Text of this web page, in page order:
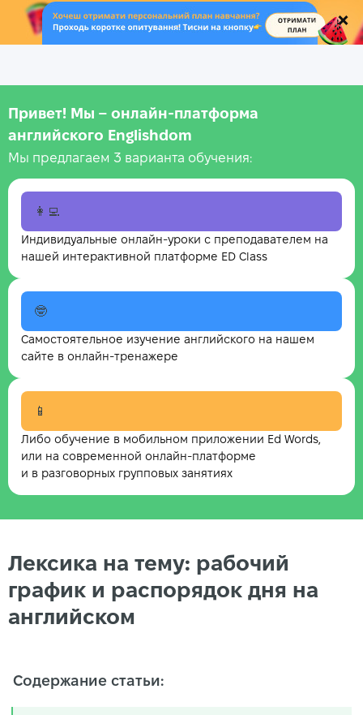
.
Привет! Мы – онлайн‑платформа
английского Englishdom
Мы предлагаем 3 варианта обучения:
👩‍💻
Индивидуальные онлайн-уроки с преподавателем на
нашей интерактивной платформе ED Class
🤓
Самостоятельное изучение английского на нашем
сайте в онлайн-тренажере
📱
Либо обучение в мобильном приложении Ed Words,
или на современной онлайн-платформе
и в разговорных групповых занятиях
Лексика на тему: рабочий
график и распорядок дня на
английском
Содержание статьи: